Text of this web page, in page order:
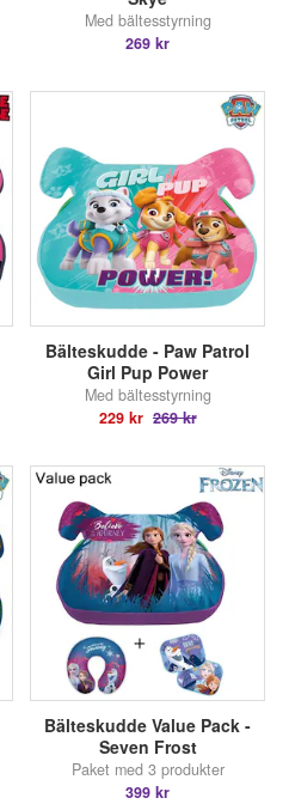
Med bältesstyrning
269 kr
Bälteskudde - Paw Patrol
Girl Pup Power
Med bältesstyrning
229 kr 269 kr
Bälteskudde Value Pack -
Seven Frost
Paket med 3 produkter
399 kr